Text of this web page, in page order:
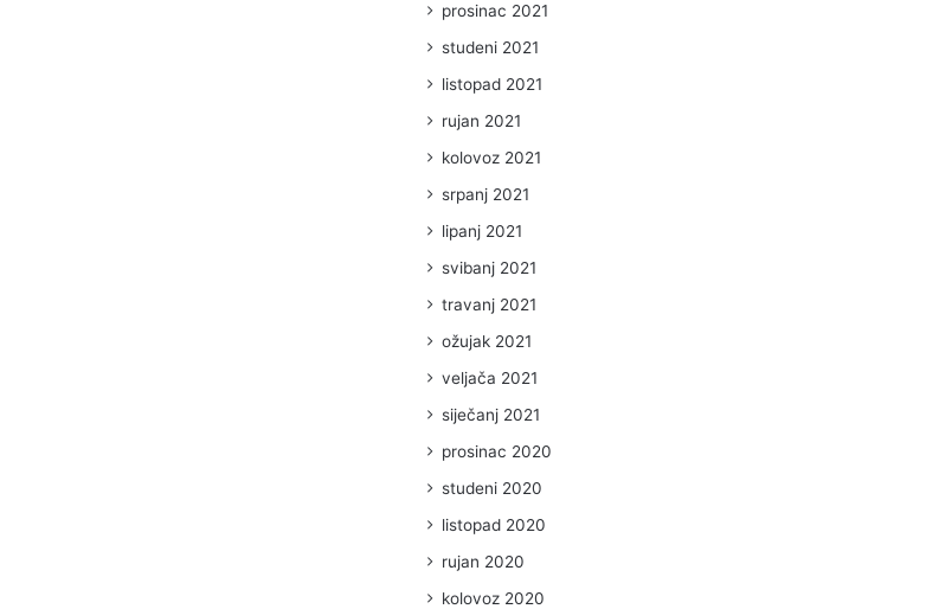
prosinac 2021
studeni 2021
listopad 2021
rujan 2021
kolovoz 2021
srpanj 2021
lipanj 2021
svibanj 2021
travanj 2021
ožujak 2021
veljača 2021
siječanj 2021
prosinac 2020
studeni 2020
listopad 2020
rujan 2020
kolovoz 2020